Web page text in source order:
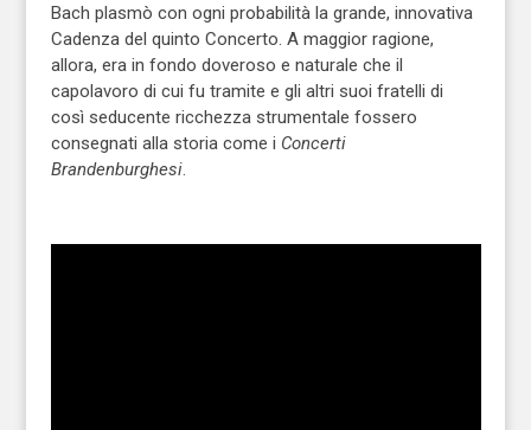
Bach plasmò con ogni probabilità la grande, innovativa
Cadenza del quinto Concerto. A maggior ragione,
allora, era in fondo doveroso e naturale che il
capolavoro di cui fu tramite e gli altri suoi fratelli di
così seducente ricchezza strumentale fossero
consegnati alla storia come i Concerti
Brandenburghesi.